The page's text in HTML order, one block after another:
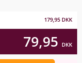
179,95 DKK
79,95 DKK